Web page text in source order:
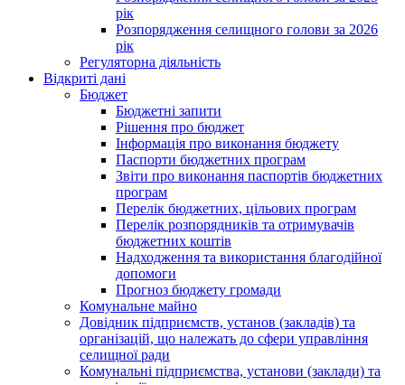
рік
Розпорядження селищного голови за 2026
рік
Регуляторна діяльність
Відкриті дані
Бюджет
Бюджетні запити
Рішення про бюджет
Інформація про виконання бюджету
Паспорти бюджетних програм
Звіти про виконання паспортів бюджетних
програм
Перелік бюджетних, цільових програм
Перелік розпорядників та отримувачів
бюджетних коштів
Надходження та використання благодійної
допомоги
Прогноз бюджету громади
Комунальне майно
Довідник підприємств, установ (закладів) та
організацій, що належать до сфери управління
селищної ради
Комунальні підприємства, установи (заклади) та